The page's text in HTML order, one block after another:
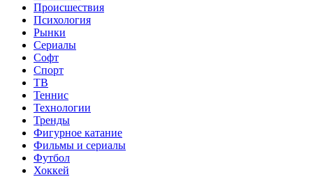
Происшествия
Психология
Рынки
Сериалы
Софт
Спорт
ТВ
Теннис
Технологии
Тренды
Фигурное катание
Фильмы и сериалы
Футбол
Хоккей